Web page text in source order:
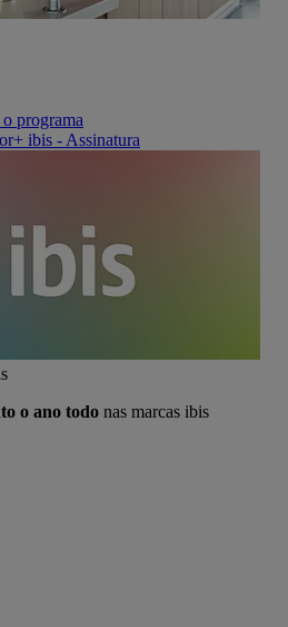
programa
ibis - Assinatura
o ano todo nas marcas ibis